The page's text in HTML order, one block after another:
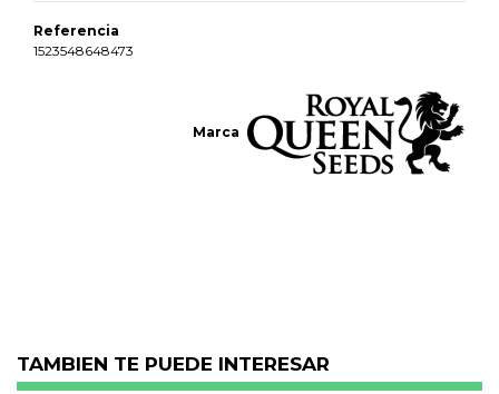
Marca
Referencia
1523548648473
TAMBIEN TE PUEDE INTERESAR